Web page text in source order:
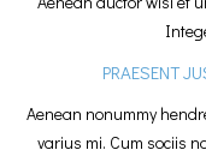
PRAESENT
Aenean nonummy
varius mi. Cum sociis